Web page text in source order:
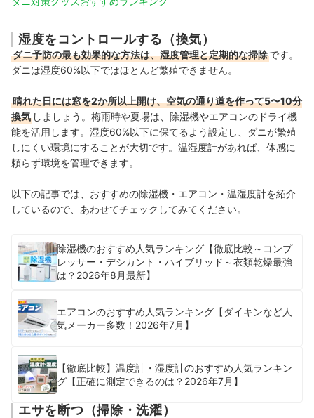
湿度をコントロールする（換気）
ダニ予防の最も効果的な方法は、湿度管理と定期的な掃除です。
ダニは湿度60%以下ではほとんど繁殖できません。
晴れた日には窓を2か所以上開け、空気の通り道を作って5〜10分
換気 しましょう。梅雨時や夏場は、除湿機やエアコンのドライ機
能を活用します。湿度60%以下に保てるよう設定し、ダニが繁殖
しにくい環境にすることが大切です。温湿度計があれば、体感に
頼らず環境を管理できます。
以下の記事では、おすすめの除湿機・エアコン・温湿度計を紹介
しているので、あわせてチェックしてみてください。
除湿機のおすすめ人気ランキング【徹底比較～コンプ
レッサー・デシカント・ハイブリッド～衣類乾燥最強
は？2026年8月最新】
エアコンのおすすめ人気ランキング【ダイキンなど人
気メーカー多数！2026年7月】
【徹底比較】温度計・湿度計のおすすめ人気ランキン
グ【正確に測定できるのは？2026年7月】
エサを断つ（掃除・洗濯）